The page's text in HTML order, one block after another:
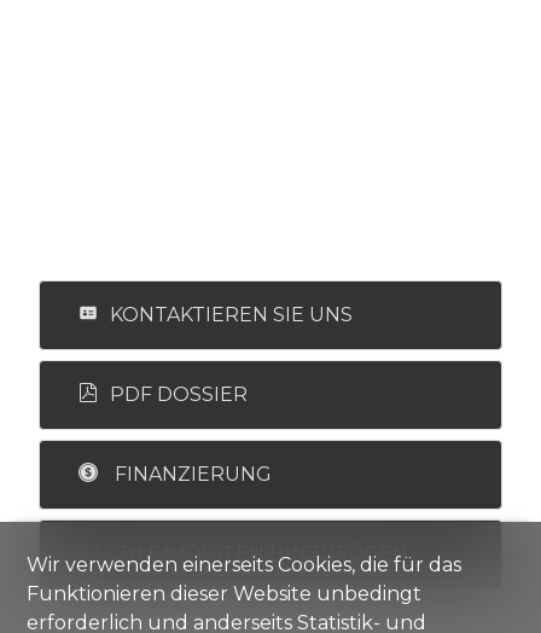
KONTAKTIEREN SIE UNS
PDF DOSSIER
FINANZIERUNG
ZU FAVORITEN HINZUFÜGEN
Wir verwenden einerseits Cookies, die für das
Funktionieren dieser Website unbedingt
erforderlich und anderseits Statistik- und